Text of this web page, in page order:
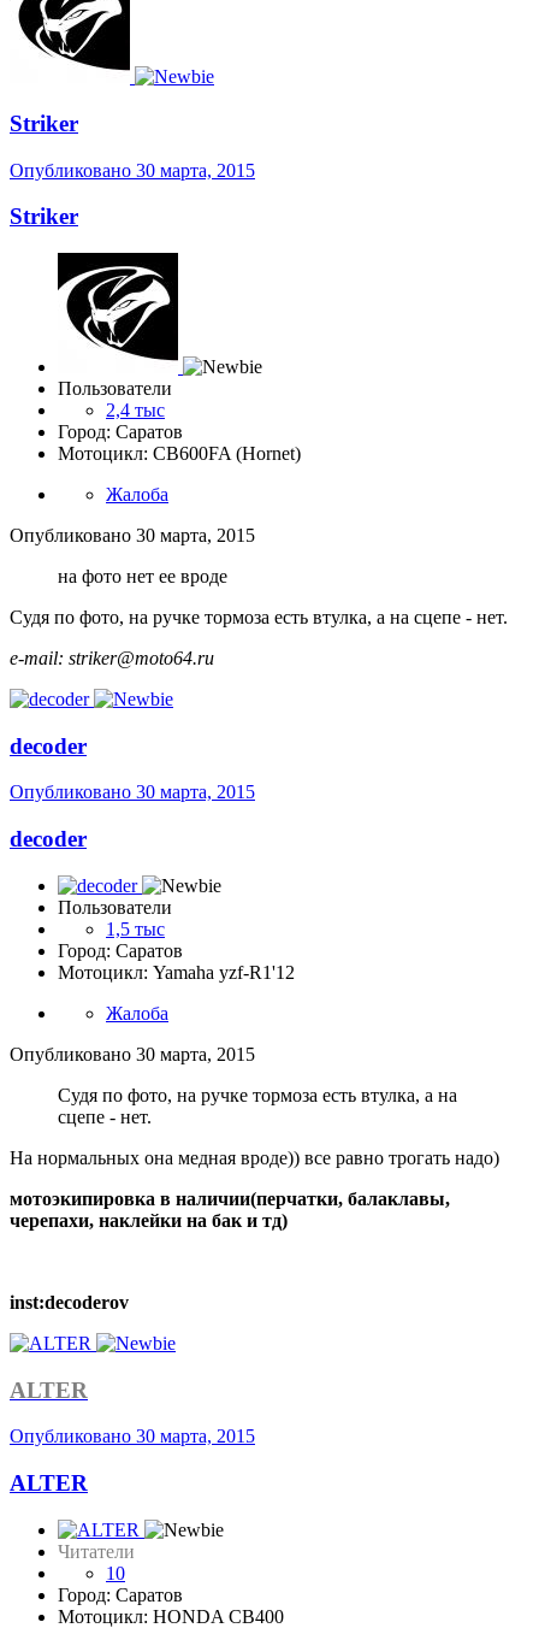
Striker
Опубликовано 30 марта, 2015
Striker
Пользователи
2,4 тыс
Город: Саратов
Мотоцикл: CB600FA (Hornet)
Жалоба
Опубликовано 30 марта, 2015
на фото нет ее вроде
Судя по фото, на ручке тормоза есть втулка, а на сцепе - нет.
e-mail: striker@moto64.ru
decoder
Опубликовано 30 марта, 2015
decoder
Пользователи
1,5 тыс
Город: Саратов
Мотоцикл: Yamaha yzf-R1'12
Жалоба
Опубликовано 30 марта, 2015
Судя по фото, на ручке тормоза есть втулка, а на
сцепе - нет.
На нормальных она медная вроде)) все равно трогать надо)
мотоэкипировка в наличии(перчатки, балаклавы,
черепахи, наклейки на бак и тд)
inst:decoderov
ALTER
Опубликовано 30 марта, 2015
ALTER
Читатели
10
Город: Саратов
Мотоцикл: HONDA CB400